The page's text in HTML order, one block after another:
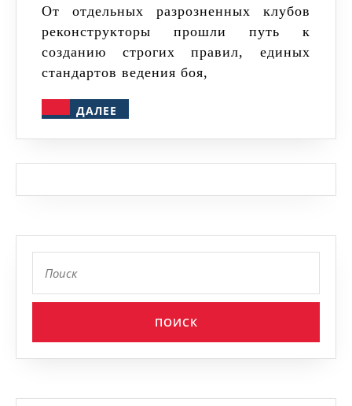
От отдельных разрозненных клубов
реконструкторы прошли путь к
созданию строгих правил, единых
стандартов ведения боя,
ДАЛЕЕ